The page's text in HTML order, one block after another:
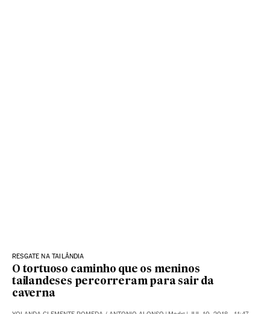
RESGATE NA TAILÂNDIA
O tortuoso caminho que os meninos
tailandeses percorreram para sair da
caverna